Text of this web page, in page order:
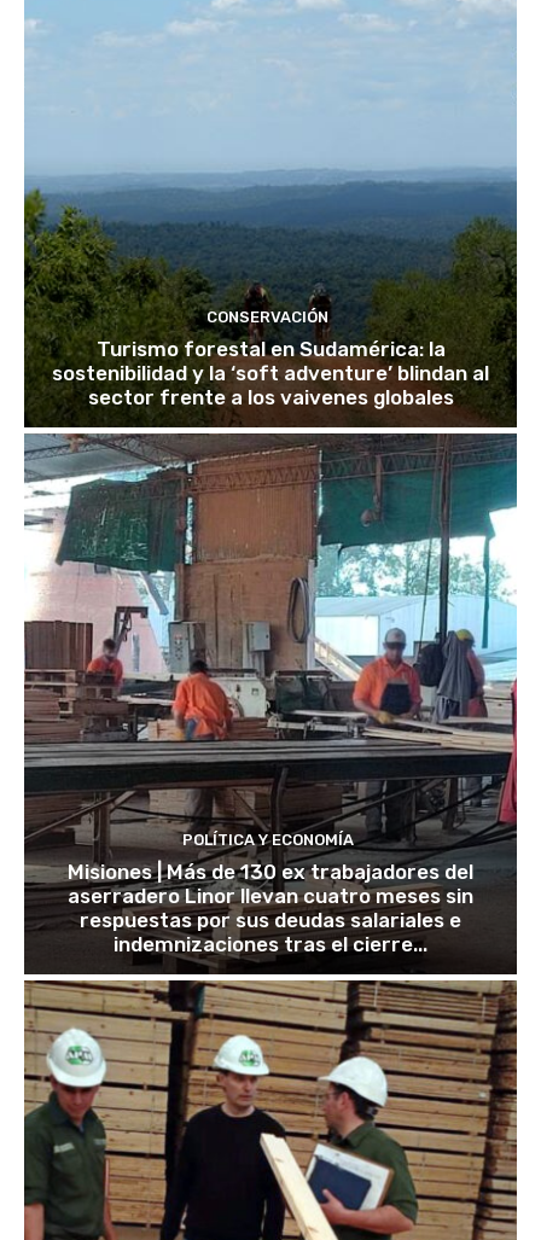
CONSERVACIÓN
Turismo forestal en Sudamérica: la
sostenibilidad y la ‘soft adventure’ blindan al
sector frente a los vaivenes globales
POLÍTICA Y ECONOMÍA
Misiones | Más de 130 ex trabajadores del
aserradero Linor llevan cuatro meses sin
respuestas por sus deudas salariales e
indemnizaciones tras el cierre...